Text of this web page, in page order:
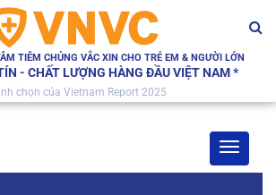
TIÊM CHỦNG VẮC XIN CHO TRẺ EM & NGƯỜI LỚN
- CHẤT LƯỢNG HÀNG ĐẦU VIỆT NAM *
chọn của Vietnam Report 2025
Toggle